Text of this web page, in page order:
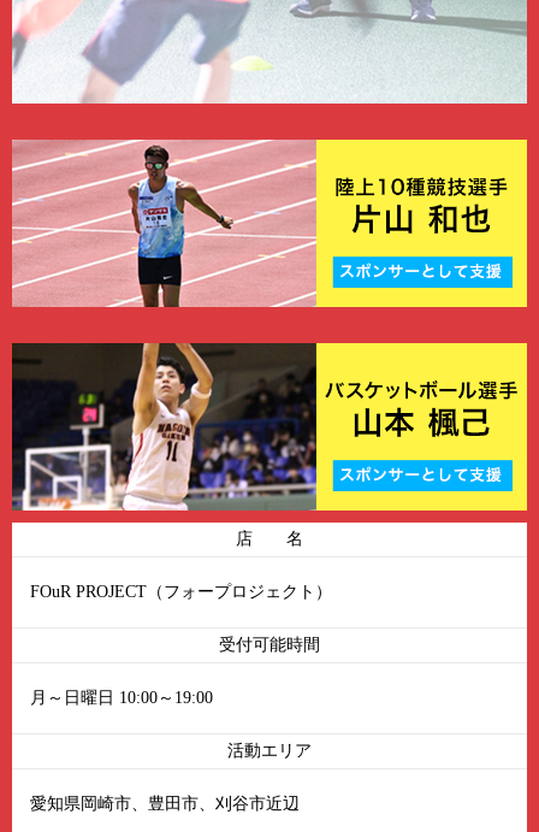
店 名
FOuR PROJECT（フォープロジェクト）
受付可能時間
月～日曜日 10:00～19:00
活動エリア
愛知県岡崎市、豊田市、刈谷市近辺